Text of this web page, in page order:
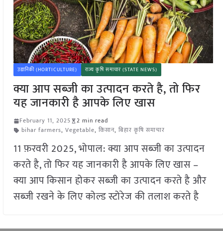
उद्यानिकी (HORTICULTURE) राज्य कृषि समाचार (STATE NEWS)
क्या आप सब्जी का उत्पादन करते है, तो फिर
यह जानकारी है आपके लिए खास
February 11, 2025
2 min read
bihar farmers, Vegetable, किसान, बिहार कृषि समाचार
11 फ़रवरी 2025, भोपाल: क्या आप सब्जी का उत्पादन
करते है, तो फिर यह जानकारी है आपके लिए खास –
क्या आप किसान होकर सब्जी का उत्पादन करते है और
सब्जी रखने के लिए कोल्ड स्टोरेज की तलाश करते है